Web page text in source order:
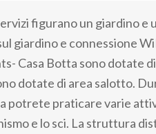
figurano un giardino
giardino e connessione
Casa Botta sono dotate
dotate di area salotto.
potrete praticare varie
e lo sci. La struttura